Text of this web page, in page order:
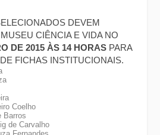
DEVEM
CIÊNCIA E VIDA NO
DE 2015 ÀS 14 HORAS PARA
FICHAS INSTITUCIONAIS.
Coelho
Barros
de Carvalho